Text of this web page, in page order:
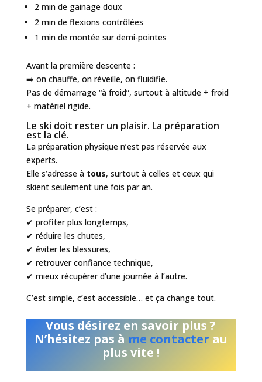
2 min de gainage doux
2 min de flexions contrôlées
1 min de montée sur demi-pointes
Avant la première descente :
➡️ on chauffe, on réveille, on fluidifie.
Pas de démarrage “à froid”, surtout à altitude + froid
+ matériel rigide.
Le ski doit rester un plaisir. La préparation
est la clé.
La préparation physique n’est pas réservée aux
experts.
Elle s’adresse à tous, surtout à celles et ceux qui
skient seulement une fois par an.
Se préparer, c’est :
✔ profiter plus longtemps,
✔ réduire les chutes,
✔ éviter les blessures,
✔ retrouver confiance technique,
✔ mieux récupérer d’une journée à l’autre.
C’est simple, c’est accessible… et ça change tout.
Vous désirez en savoir plus ?
N’hésitez pas à me contacter au
plus vite !